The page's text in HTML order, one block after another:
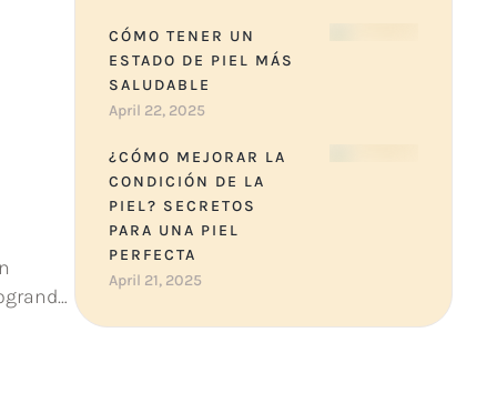
CÓMO TENER UN
ESTADO DE PIEL MÁS
SALUDABLE
April 22, 2025
¿CÓMO MEJORAR LA
CONDICIÓN DE LA
PIEL? SECRETOS
PARA UNA PIEL
PERFECTA
April 21, 2025